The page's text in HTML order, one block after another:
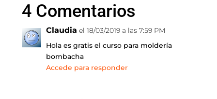
4 Comentarios
Claudia el 18/03/2019 a las 7:59 PM
Hola es gratis el curso para moldería
bombacha
Accede para responder